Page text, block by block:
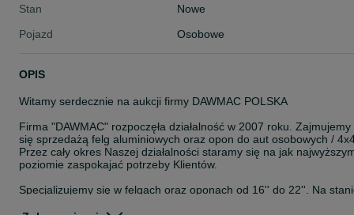
Stan
Nowe
Pojazd
Osobowe
OPIS
Witamy serdecznie na aukcji firmy DAWMAC POLSKA
Firma "DAWMAC" rozpoczęła działalność w 2007 roku. Zajmujemy
się sprzedażą felg aluminiowych oraz opon do aut osobowych /
Przez cały okres Naszej działalności staramy się na jak
poziomie zaspokajać potrzeby Klientów.
Specjalizujemy się w felgach oraz oponach od 16'' do 22''. Na